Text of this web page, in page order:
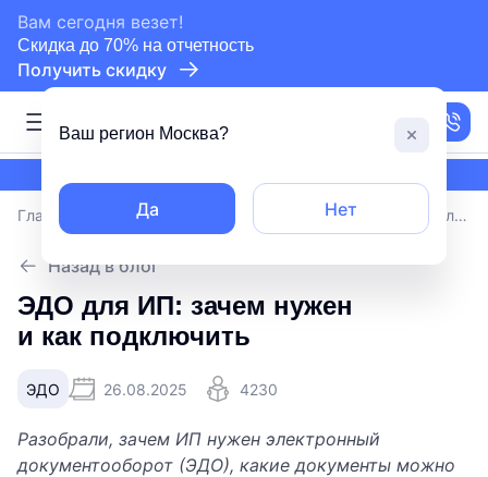
Вам сегодня везет!
Скидка до 70% на отчетность
Получить скидку
Москва
сертифицированный партнер СБИС
Главная Блог/ ЭДО для ИП: зачем нужен и как подключить
Назад в блог
ЭДО для ИП: зачем нужен
и как подключить
ЭДО 26.08.2025 4230
Разобрали, зачем ИП нужен электронный
документооборот (ЭДО), какие документы можно
Ваш регион Москва?
Да Нет